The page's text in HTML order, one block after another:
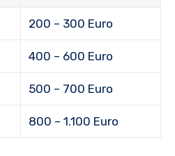
200 – 300 Euro
400 – 600 Euro
500 – 700 Euro
800 – 1.100 Euro